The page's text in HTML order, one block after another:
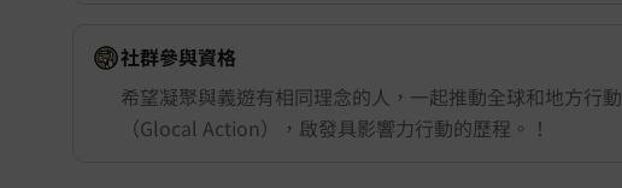
社群參與資格
希望凝聚與義遊有相同理念的人，一起推動全球和地方行動
（Glocal Action），啟發具影響力行動的歷程。！